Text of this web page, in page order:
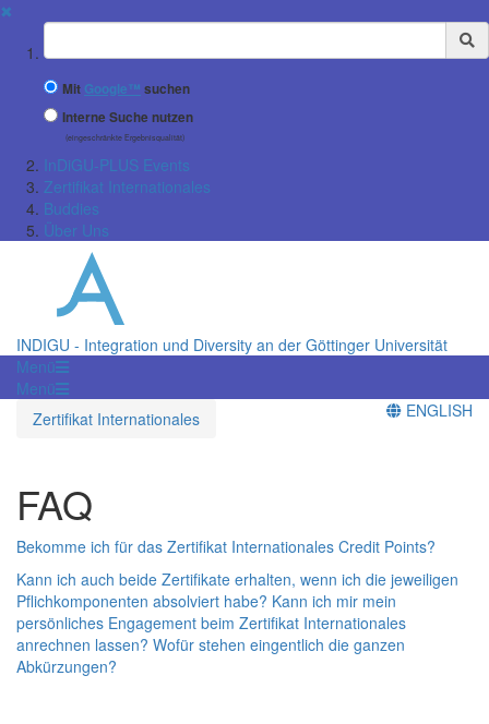
✖
Suchbegriff
Mit Google™ suchen
Interne Suche nutzen
(eingeschränkte Ergebnisqualität)
InDiGU-PLUS Events
Zertifikat Internationales
Buddies
Über Uns
INDIGU - Integration und Diversity an der Göttinger Universität
Menü
Menü
Zertifikat Internationales
ENGLISH
FAQ
Bekomme ich für das Zertifikat Internationales Credit Points?
Kann ich auch beide Zertifikate erhalten, wenn ich die jeweiligen
Pflichkomponenten absolviert habe? Kann ich mir mein
persönliches Engagement beim Zertifikat Internationales
anrechnen lassen? Wofür stehen eingentlich die ganzen
Abkürzungen?